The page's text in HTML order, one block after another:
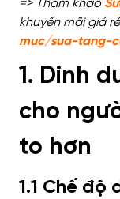
=> Tham khảo
khuyến mãi giá
muc/sua-tang-
1. Dinh
cho
to hơn
1.1 Chế độ